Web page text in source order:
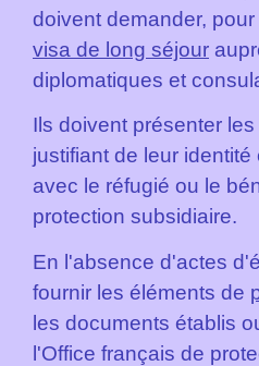
doivent demander,
visa de long séjour
diplomatiques et
Ils doivent présenter
justifiant de leur
avec le réfugié ou le
protection subsidiaire.
En l'absence d'actes
fournir les éléments de
les documents établis
l'Office français de